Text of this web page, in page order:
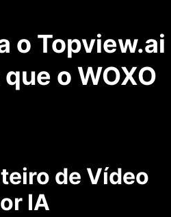
o Topview.ai
o WOXO
de Vídeo
IA